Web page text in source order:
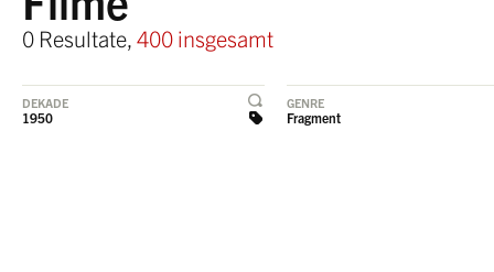
0 Resultate, 400 insgesamt
DEKADE
1950
GENRE
Fragment